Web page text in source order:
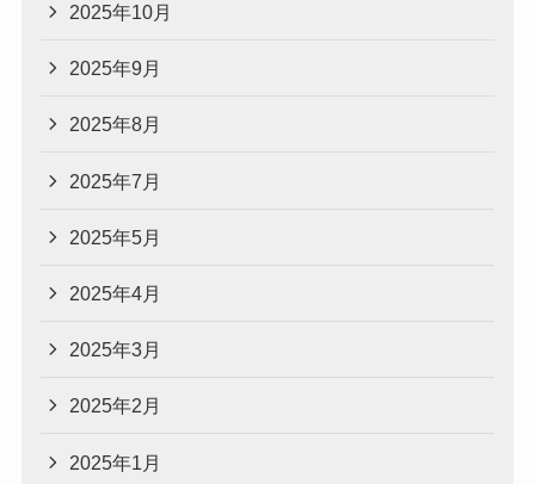
2025年10月
2025年9月
2025年8月
2025年7月
2025年5月
2025年4月
2025年3月
2025年2月
2025年1月